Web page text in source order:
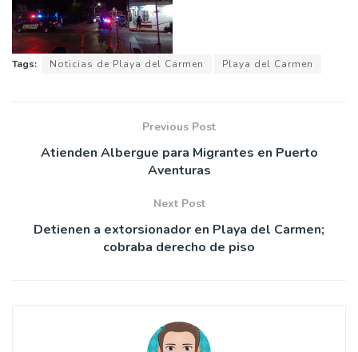
Tags: Noticias de Playa del Carmen Playa del Carmen
Previous Post
Atienden Albergue para Migrantes en Puerto
Aventuras
Next Post
Detienen a extorsionador en Playa del Carmen;
cobraba derecho de piso